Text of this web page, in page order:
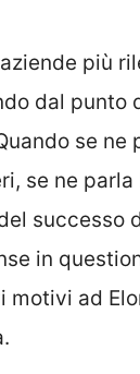
più
dal punto
se ne
se ne parla
successo
in
ad